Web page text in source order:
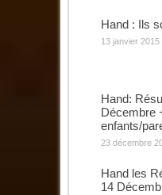
Hand : Ils
13 janvier 2015
Hand:
Décembre
enfants/
23 décembre
Hand les
14